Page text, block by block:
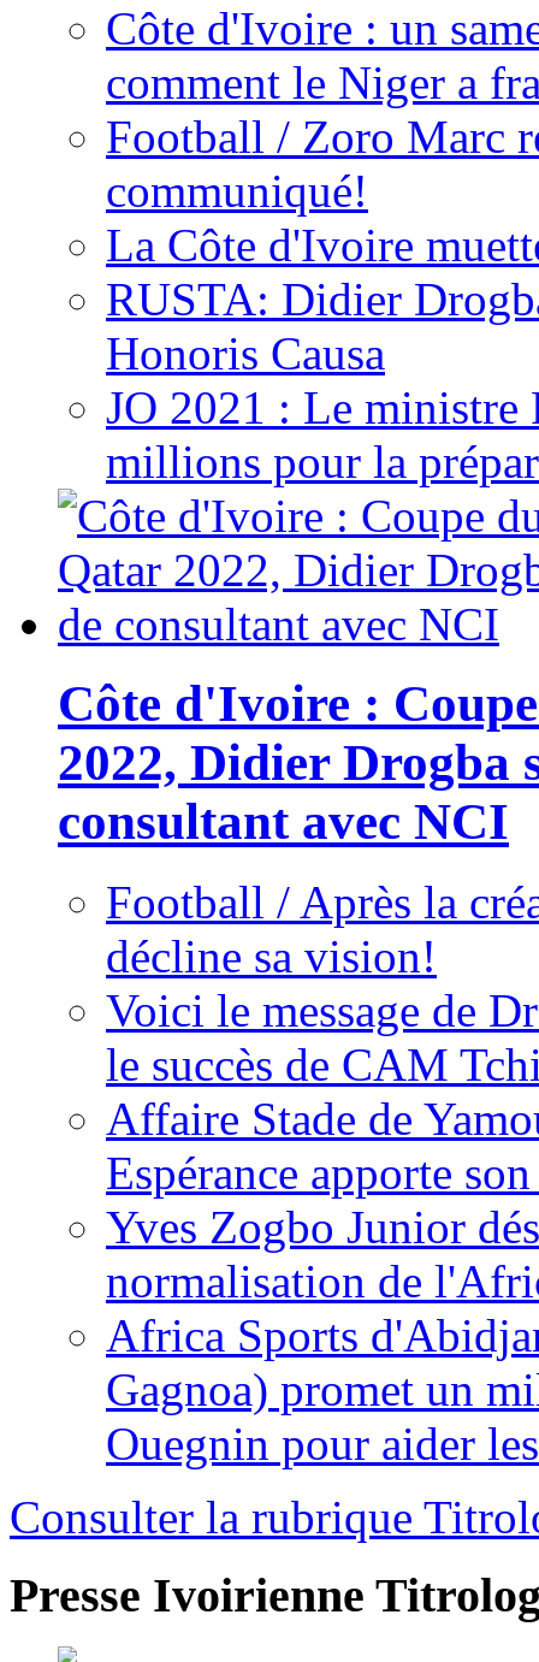
Côte d'Ivoire : un
comment le Niger a
Football / Zoro Marc
communiqué!
La Côte d'Ivoire
RUSTA: Didier
Honoris Causa
JO 2021 : Le ministre
millions pour la
Côte d'Ivoire :
2022, Didier Drogba
consultant avec NCI
Football / Après la
décline sa vision!
Voici le message de
le succès de CAM
Affaire Stade de
Espérance apporte
Yves Zogbo Junior
normalisation de
Africa Sports
Gagnoa) promet un
Ouegnin pour aider
Consulter la rubrique
Presse Ivoirienne